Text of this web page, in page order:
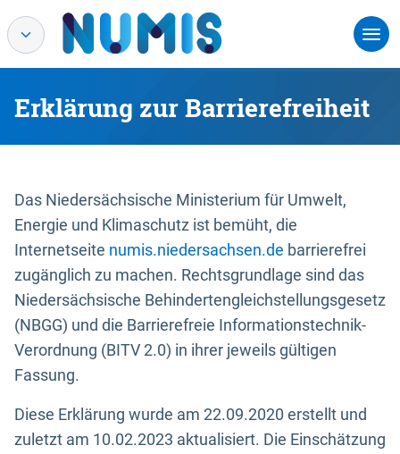
Erklärung zur Barrierefreiheit
Das Niedersächsische Ministerium für Umwelt,
Energie und Klimaschutz ist bemüht, die
Internetseite numis.niedersachsen.de barrierefrei
zugänglich zu machen. Rechtsgrundlage sind das
Niedersächsische Behindertengleichstellungsgesetz
(NBGG) und die Barrierefreie Informationstechnik-
Verordnung (BITV 2.0) in ihrer jeweils gültigen
Fassung.
Diese Erklärung wurde am 22.09.2020 erstellt und
zuletzt am 10.02.2023 aktualisiert. Die Einschätzung